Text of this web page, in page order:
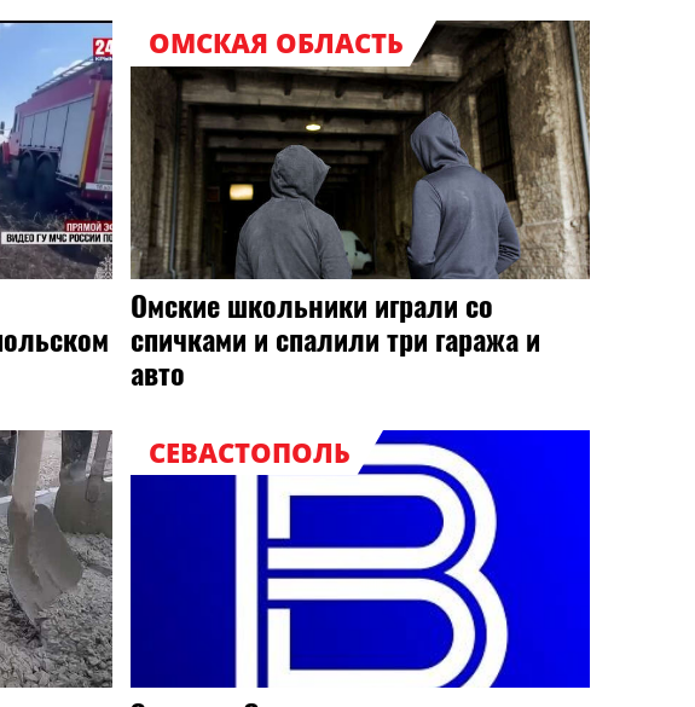
ОМСКАЯ ОБЛАСТЬ
Омские школьники играли со
спичками и спалили три гаража и
авто
СЕВАСТОПОЛЬ